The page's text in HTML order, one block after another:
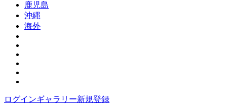
鹿児島
沖縄
海外
ログインギャラリー新規登録